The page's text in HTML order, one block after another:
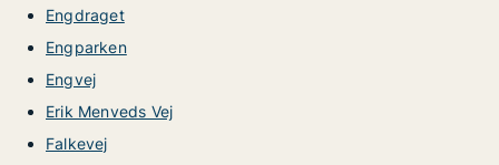
Engdraget
Engparken
Engvej
Erik Menveds Vej
Falkevej